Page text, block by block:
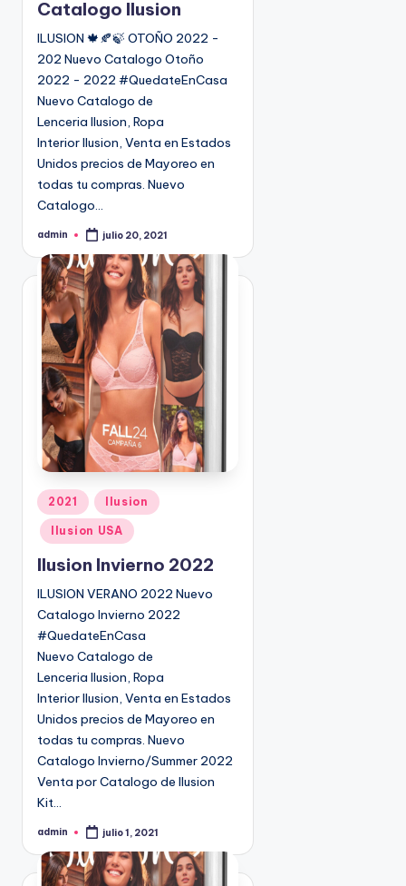
d
o
e
n
Catalogo Ilusion
ILUSION 🍁🍂🍃 OTOÑO 2022 -
202 Nuevo Catalogo Otoño
2022 - 2022 #QuedateEnCasa
Nuevo Catalogo de
Lenceria Ilusion, Ropa
Interior Ilusion, Venta en Estados
Unidos precios de Mayoreo en
todas tu compras. Nuevo
Catalogo…
P
b
c
a
d
p
o
admin julio 20, 2021
P
b
l
c
a
d
o
e
n
2021 Ilusion
Ilusion USA
Ilusion Invierno 2022
ILUSION VERANO 2022 Nuevo
Catalogo Invierno 2022
#QuedateEnCasa
Nuevo Catalogo de
Lenceria Ilusion, Ropa
Interior Ilusion, Venta en Estados
Unidos precios de Mayoreo en
todas tu compras. Nuevo
Catalogo Invierno/Summer 2022
Venta por Catalogo de Ilusion
Kit…
P
b
admin julio 1, 2021